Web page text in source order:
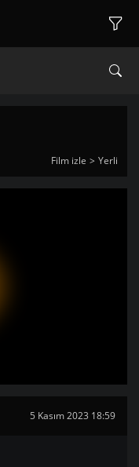
Film izle Yerli
5 Kasım 2023 18:59